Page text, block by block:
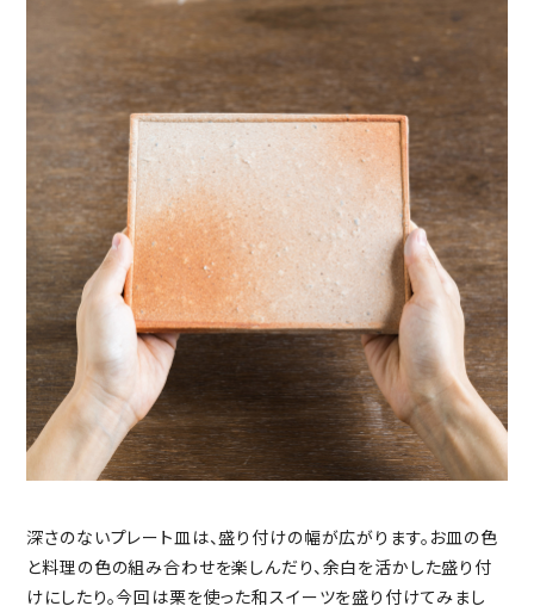
深さのないプレート皿は、盛り付けの幅が広がります。お皿の色
と料理の色の組み合わせを楽しんだり、余白を活かした盛り付
けにしたり。今回は栗を使った和スイーツを盛り付けてみまし